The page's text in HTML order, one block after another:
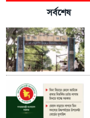
সর্বশেষ